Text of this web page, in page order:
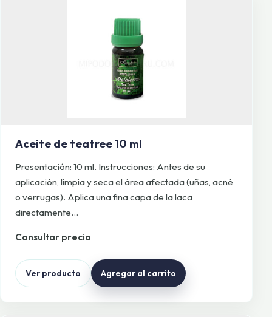
Aceite de teatree 10 ml
Presentación: 10 ml. Instrucciones: Antes de su
aplicación, limpia y seca el área afectada (uñas, acné
o verrugas). Aplica una fina capa de la laca
directamente…
Consultar precio
Ver producto Agregar al carrito